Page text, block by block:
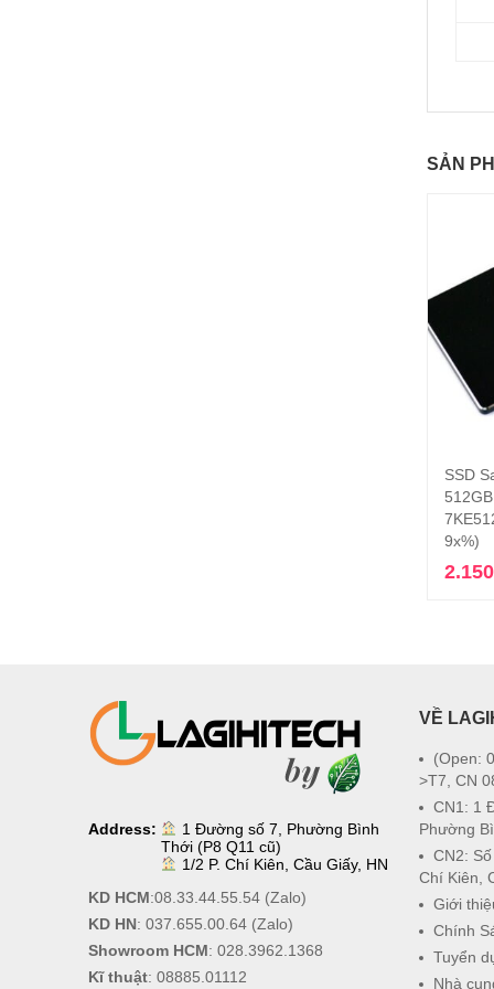
SẢN
SSD
9x%)
Address:
1 Đường số 7, Phường Bình
Thới (P8 Q11 cũ)
1/2 P. Chí Kiên, Cầu Giấy, HN
KD HCM:08.33.44.55.54(Zalo)
KD HN: 037.655.00.64(Zalo)
Showroom HCM: 028.3962.1368
Kĩ thuật: 08885.01112
VỀ
(Open:
>T7, CN
CN1: 1
Phường
CN2:
Chí Kiên,
Giới
Chính
Tuyển
Nhà